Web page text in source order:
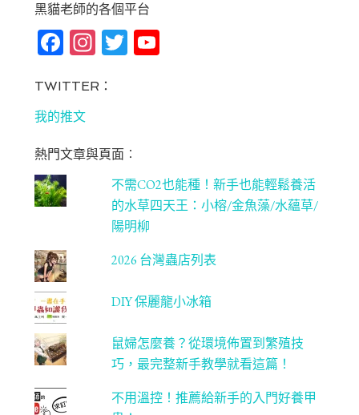
黑貓老師的各個平台
Fa
bo
ok
In
ag
m
T Yo
C
ha
n
ne
l
TWITTER：
我的推文
熱門文章與頁面︰
不需CO2也能種！新手也能輕鬆養活
的水草四天王：小榕/金魚藻/水蘊草/
陽明柳
2026 台灣蟲店列表
DIY 保麗龍小冰箱
鼠婦怎麼養？從環境佈置到繁殖技
巧，最完整新手教學就看這篇！
不用溫控！推薦給新手的入門好養甲